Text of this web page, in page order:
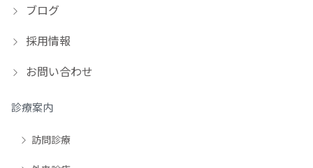
ブログ
採用情報
お問い合わせ
診療案内
訪問診療